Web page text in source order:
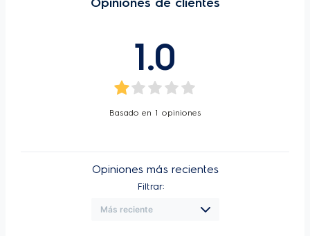
1.0
Basado en 1 opiniones
Opiniones más recientes
Filtrar: